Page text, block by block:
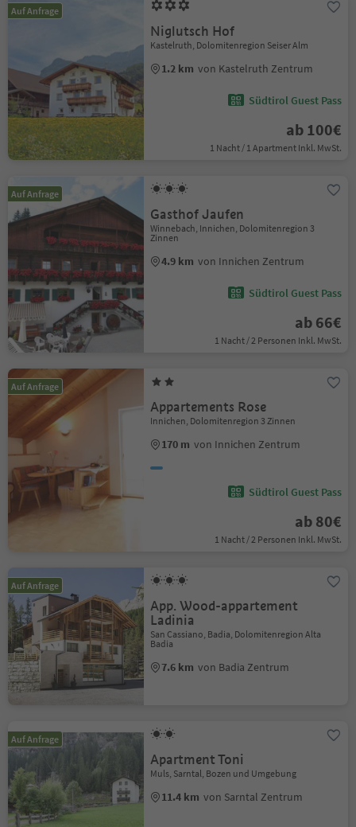
Auf Anfrage
Niglutsch Hof
Kastelruth, Dolomitenregion Seiser Alm
1.2 km von Kastelruth Zentrum
Südtirol Guest Pass
ab 100€
1 Nacht / 1 Apartment Inkl. MwSt.
Auf Anfrage
Gasthof Jaufen
Winnebach, Innichen, Dolomitenregion 3
Zinnen
4.9 km von Innichen Zentrum
Südtirol Guest Pass
ab 66€
1 Nacht / 2 Personen Inkl. MwSt.
Auf Anfrage
Appartements Rose
Innichen, Dolomitenregion 3 Zinnen
170 m von Innichen Zentrum
Südtirol Guest Pass
ab 80€
1 Nacht / 2 Personen Inkl. MwSt.
Auf Anfrage
App. Wood-appartement
Ladinia
San Cassiano, Badia, Dolomitenregion Alta
Badia
7.6 km von Badia Zentrum
Auf Anfrage
Apartment Toni
Muls, Sarntal, Bozen und Umgebung
11.4 km von Sarntal Zentrum